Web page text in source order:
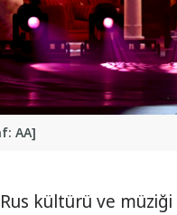
AA]
kültürü ve